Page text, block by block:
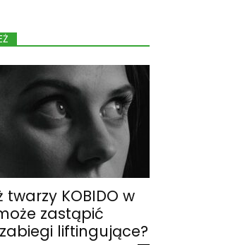
twarzy KOBIDO w
zastąpić
liftingujące?